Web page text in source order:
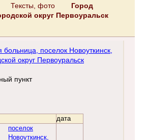
Тексты, фото
Город
округ Первоуральск
больница, поселок Новоуткинск,
округ Первоуральск
пункт
дата
поселок
Новоуткинск,